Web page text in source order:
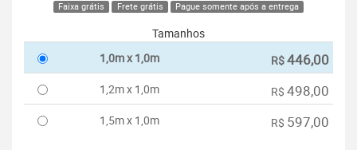
Faixa grátis Frete grátis Pague somente após a entrega
Tamanhos
1,0m x 1,0m
R$446,00
1,2m x 1,0m R$ 498,00
1,5m x 1,0m R$ 597,00